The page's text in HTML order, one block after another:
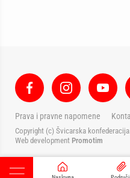
Prava i pravne napomene
Copyright (c) Švicarska
Web development Promotim